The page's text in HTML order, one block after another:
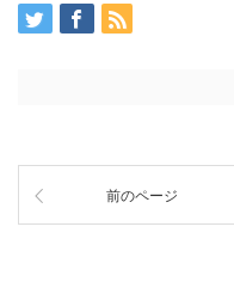
前のページ